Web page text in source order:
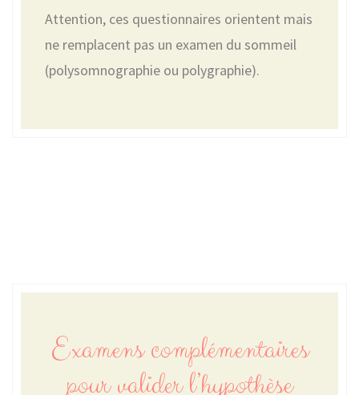
Attention, ces questionnaires orientent mais
ne remplacent pas un examen du sommeil
(polysomnographie ou polygraphie).
Examens complémentaires
pour valider l’hypothèse